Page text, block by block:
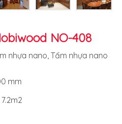
NO-408
nhựa nano Tấm nhựa nano
mm